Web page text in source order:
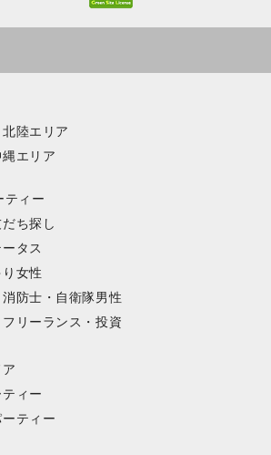
陸エリア
エリア
ティー
ち探し
タス
女性
防士・自衛隊男性
リーランス・投資
ィー
ティー